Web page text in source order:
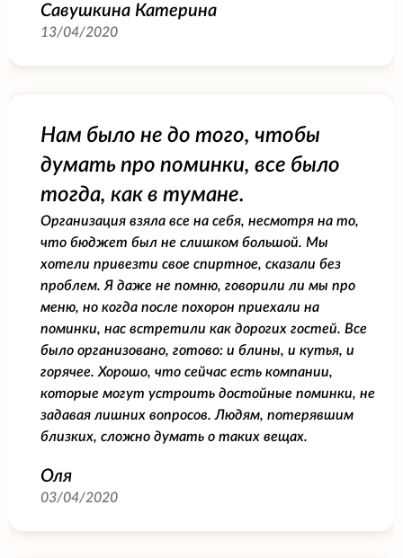
Савушкина Катерина
13/04/2020
Нам было не до того, чтобы
думать про поминки, все было
тогда, как в тумане.
Организация взяла все на себя, несмотря на то,
что бюджет был не слишком большой. Мы
хотели привезти свое спиртное, сказали без
проблем. Я даже не помню, говорили ли мы про
меню, но когда после похорон приехали на
поминки, нас встретили как дорогих гостей. Все
было организовано, готово: и блины, и кутья, и
горячее. Хорошо, что сейчас есть компании,
которые могут устроить достойные поминки, не
задавая лишних вопросов. Людям, потерявшим
близких, сложно думать о таких вещах.
Оля
03/04/2020